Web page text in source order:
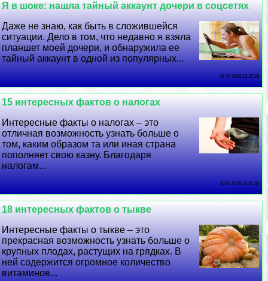
Я в шоке: нашла тайный аккаунт дочери в соцсетях
Даже не знаю, как быть в сложившейся
ситуации. Дело в том, что недавно я взяла
планшет моей дочери, и обнаружила ее
тайный аккаунт в одной из популярных...
01 07 2026 12:37:28
15 интересных фактов о налогах
Интересные факты о налогах – это
отличная возможность узнать больше о
том, каким образом та или иная страна
пополняет свою казну. Благодаря
налогам...
30 06 2026 21:41:50
18 интересных фактов о тыкве
Интересные факты о тыкве – это
прекрасная возможность узнать больше о
крупных плодах, растущих на грядках. В
ней содержится огромное количество
витаминов...